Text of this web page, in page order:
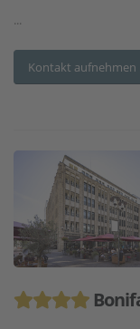
...
Kontakt aufnehmen